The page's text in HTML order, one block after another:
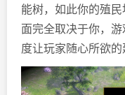
能树，如此你的殖
面完全取决于你，
度让玩家随心所欲的